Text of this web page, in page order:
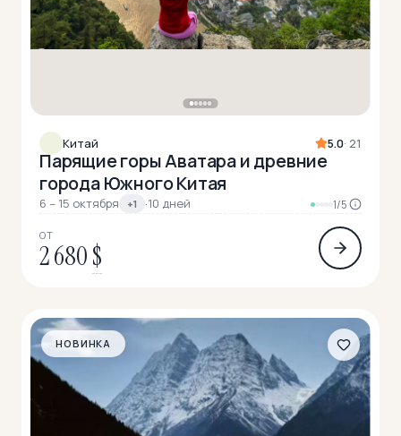
Китай 5.0· 21
Парящие горы Аватара и древние
города Южного Китая
6 – 15 октября +1 ·10 дней 1/5
ОТ
2 680$
НОВИНКА